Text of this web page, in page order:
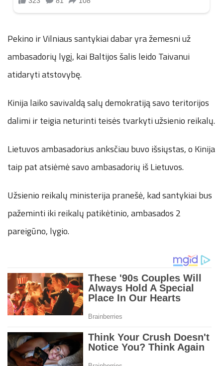
Pekino ir Vilniaus santykiai dabar yra žemesni už
ambasadorių lygį, kai Baltijos šalis leido Taivanui
atidaryti atstovybę.
Kinija laiko savivaldą salų demokratiją savo teritorijos
dalimi ir teigia neturinti teisės tvarkyti užsienio reikalų.
Lietuvos ambasadorius anksčiau buvo išsiųstas, o Kinija
taip pat atsiėmė savo ambasadorių iš Lietuvos.
Užsienio reikalų ministerija pranešė, kad santykiai bus
pažeminti iki reikalų patikėtinio, ambasados ​​2
pareigūno, lygio.